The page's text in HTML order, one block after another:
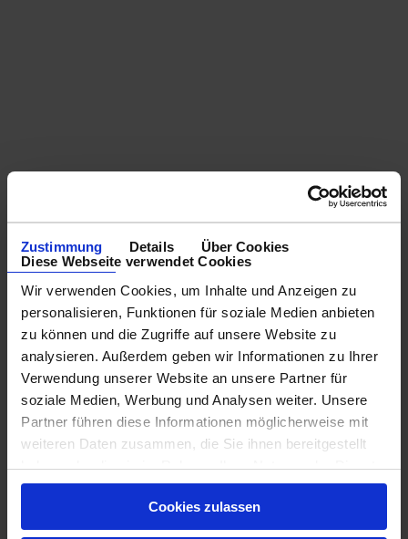
Zustimmung Details
Über Cookies
Diese Webseite verwendet Cookies
Wir verwenden Cookies, um Inhalte und Anzeigen zu
personalisieren, Funktionen für soziale Medien anbieten
zu können und die Zugriffe auf unsere Website zu
analysieren. Außerdem geben wir Informationen zu Ihrer
Verwendung unserer Website an unsere Partner für
soziale Medien, Werbung und Analysen weiter. Unsere
Partner führen diese Informationen möglicherweise mit
weiteren Daten zusammen, die Sie ihnen bereitgestellt
haben oder die sie im Rahmen Ihrer Nutzung der Dienste
gesammelt haben.
Cookies zulassen